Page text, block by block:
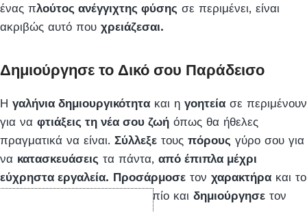
ένας πλούτος ανέγγιχτης φύσης σε περιμένει, είναι
ακριβώς αυτό που χρειάζεσαι.
Δημιούργησε το Δικό σου Παράδεισο
Η γαλήνια δημιουργικότητα και η γοητεία σε περιμένουν
για να φτιάξεις τη νέα σου ζωή όπως θα ήθελες
πραγματικά να είναι. Σύλλεξε τους πόρους γύρο σου για
να κατασκευάσεις τα πάντα, από έπιπλα μέχρι
εύχρηστα εργαλεία. Προσάρμοσε τον χαρακτήρα και το
σου, διακόσμησε το τοπίο και δημιούργησε τον